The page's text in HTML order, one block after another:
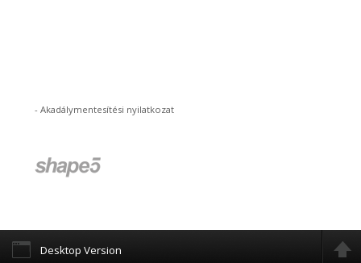
-Akadálymentesítési nyilatkozat
Desktop Version